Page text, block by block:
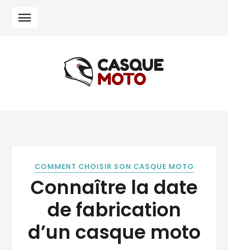
COMMENT CHOISIR SON CASQUE MOTO
Connaître la date
de fabrication
d’un casque moto